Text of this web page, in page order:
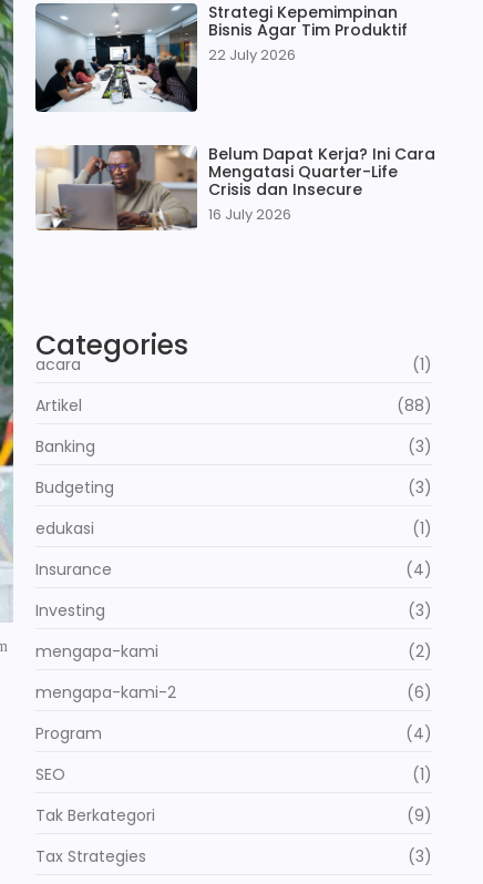
Strategi Kepemimpinan
Bisnis Agar Tim Produktif
22 July 2026
Belum Dapat Kerja? Ini Cara
Mengatasi Quarter-Life
Crisis dan Insecure
16 July 2026
Categories
acara
(1)
Artikel
(88)
Banking
(3)
Budgeting
(3)
edukasi
(1)
Insurance
(4)
Investing
(3)
mengapa-kami
(2)
mengapa-kami-2
(6)
Program
(4)
SEO
(1)
Tak Berkategori
(9)
Tax Strategies
(3)